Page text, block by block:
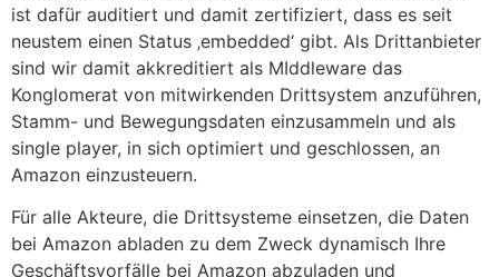
ist dafür auditiert und damit zertifiziert, dass es seit
neustem einen Status ‚embedded‘ gibt. Als Drittanbieter
sind wir damit akkreditiert als MIddleware das
Konglomerat von mitwirkenden Drittsystem anzuführen,
Stamm- und Bewegungsdaten einzusammeln und als
single player, in sich optimiert und geschlossen, an
Amazon einzusteuern.
Für alle Akteure, die Drittsysteme einsetzen, die Daten
bei Amazon abladen zu dem Zweck dynamisch Ihre
Geschäftsvorfälle bei Amazon abzuladen und